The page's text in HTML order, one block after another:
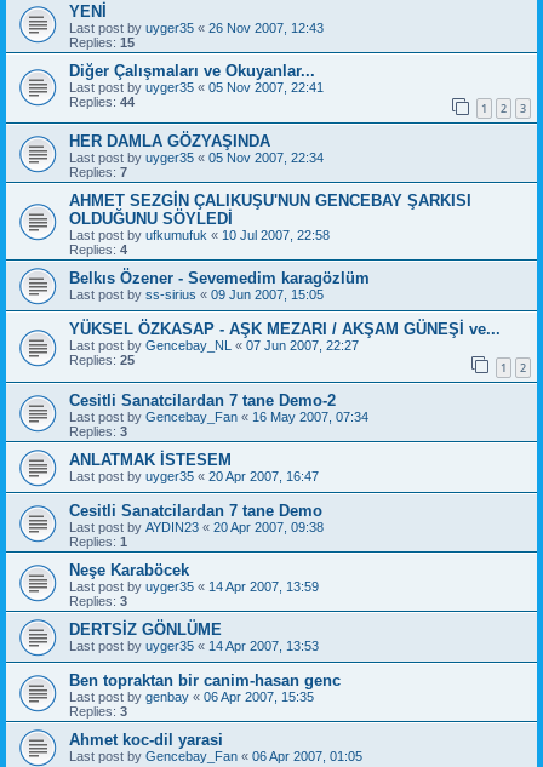
YENİ
Last post by uyger35 « 26 Nov 2007, 12:43
Replies: 15
Diğer Çalışmaları ve Okuyanlar...
Last post by uyger35 « 05 Nov 2007, 22:41
Replies: 44 1 2 3
HER DAMLA GÖZYAŞINDA
Last post by uyger35 « 05 Nov 2007, 22:34
Replies: 7
AHMET SEZGİN ÇALIKUŞU'NUN GENCEBAY ŞARKISI
OLDUĞUNU SÖYLEDİ
Last post by ufkumufuk « 10 Jul 2007, 22:58
Replies: 4
Belkıs Özener - Sevemedim karagözlüm
Last post by ss-sirius « 09 Jun 2007, 15:05
YÜKSEL ÖZKASAP - AŞK MEZARI / AKŞAM GÜNEŞİ ve...
Last post by Gencebay_NL « 07 Jun 2007, 22:27
Replies: 25 1 2
Cesitli Sanatcilardan 7 tane Demo-2
Last post by Gencebay_Fan « 16 May 2007, 07:34
Replies: 3
ANLATMAK İSTESEM
Last post by uyger35 « 20 Apr 2007, 16:47
Cesitli Sanatcilardan 7 tane Demo
Last post by AYDIN23 « 20 Apr 2007, 09:38
Replies: 1
Neşe Karaböcek
Last post by uyger35 « 14 Apr 2007, 13:59
Replies: 3
DERTSİZ GÖNLÜME
Last post by uyger35 « 14 Apr 2007, 13:53
Ben topraktan bir canim-hasan genc
Last post by genbay « 06 Apr 2007, 15:35
Replies: 3
Ahmet koc-dil yarasi
Last post by Gencebay_Fan « 06 Apr 2007, 01:05